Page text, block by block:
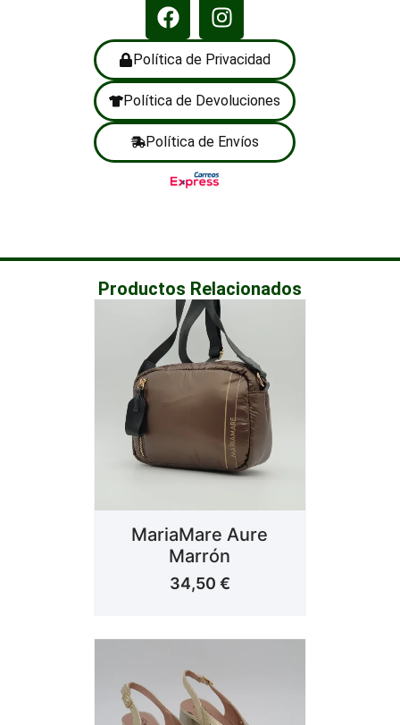
Política de Privacidad
Política de Devoluciones
Política de Envíos
Productos Relacionados
MariaMare Aure
Marrón
34,50 €